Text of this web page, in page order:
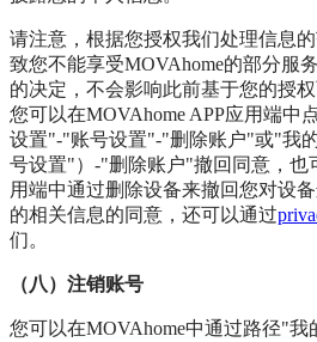
请注意，根据您授权我们处理信息
致您不能享受MOVAhome的部分服
的决定，不会影响此前基于您的授
您可以在MOVAhome APP应用端中
设置"-"账号设置"-"删除账户"或"我
号设置"）-"删除账户"撤回同意，也
用端中通过删除设备来撤回您对设
的相关信息的同意，还可以通过
们。
（八）注销账号
您可以在MOVAhome中通过路径"